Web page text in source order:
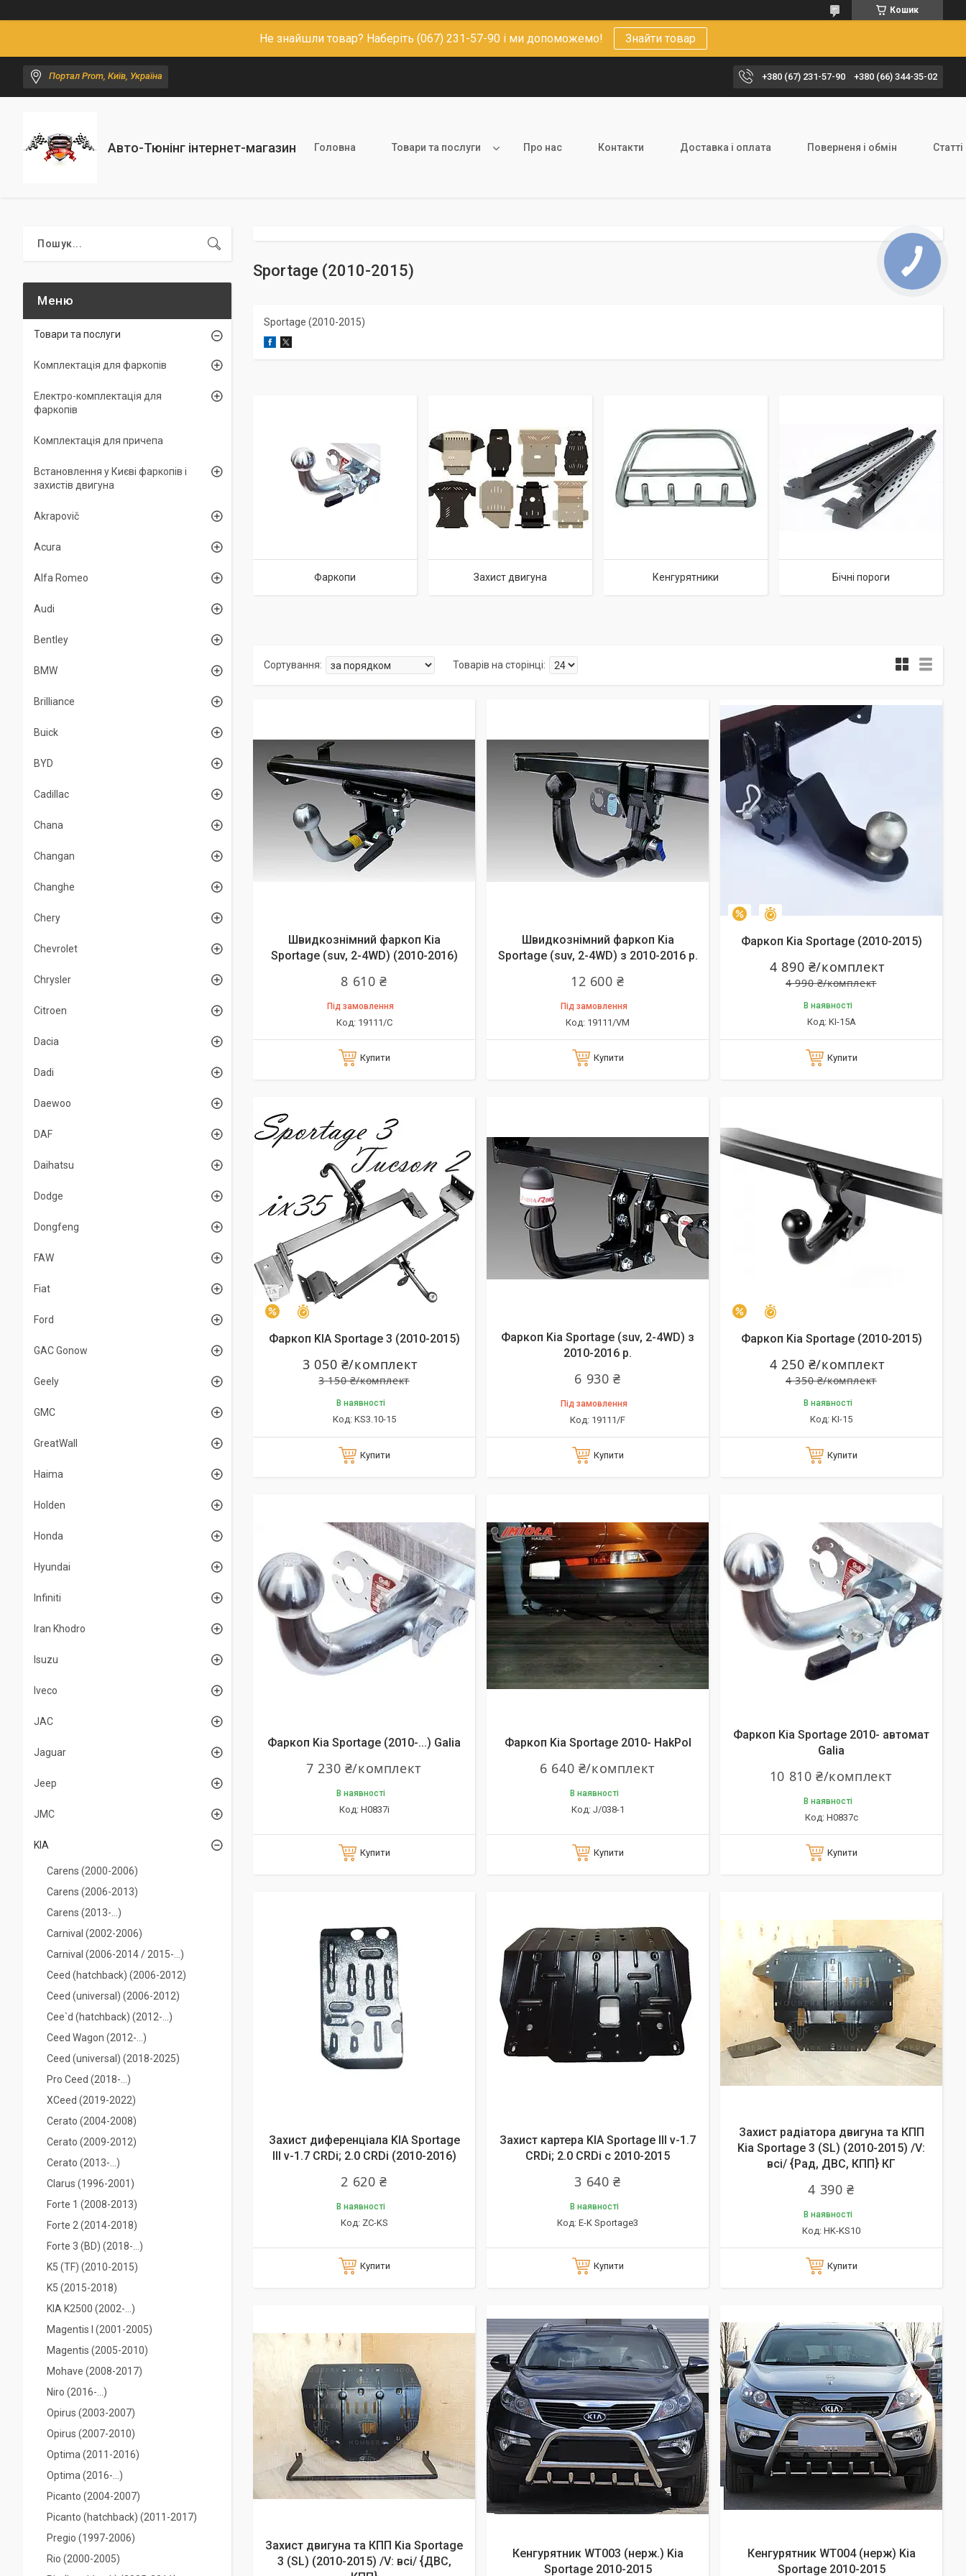
Кошик
Не знайшли товар? Наберіть (067) 231-57-90 і ми допоможемо! Знайти товар
Портал Prom, Київ, Україна +380 (67) 231-57-90 +380 (66) 344-35-02
Авто-Тюнінг інтернет-магазин Головна Товари та послуги Про нас Контакти Доставка і оплата Поверненя і обмін Статті
Sportage (2010-2015)
Sportage (2010-2015)
Фаркопи Захист двигуна Кенгурятники Бічні пороги
Швидкознімний фаркоп Kia
Sportage (suv, 2-4WD) (2010-2016)
8 610 ₴
Під замовлення
19111/C
Купити
Швидкознімний фаркоп Kia
Sportage (suv, 2-4WD) з 2010-2016 р.
12 600 ₴
Під замовлення
19111/VM
Купити
–2% Залишилось 24 дні
Фаркоп Kia Sportage (2010-2015)
4 990 ₴/комплект
4 890 ₴/комплект
В наявності
KI-15A
Купити
–3%
Фаркоп KIA Sportage 3 (2010-2015)
3 150 ₴/комплект
3 050 ₴/комплект
В наявності
KS3.10-15
Купити
Фаркоп Kia Sportage (suv, 2-4WD) з
2010-2016 р.
6 930 ₴
Під замовлення
19111/F
Купити
–2%
Фаркоп Kia Sportage (2010-2015)
4 350 ₴/комплект
4 250 ₴/комплект
В наявності
KI-15
Купити
Фаркоп Kia Sportage (2010-...) Galia
7 230 ₴/комплект
В наявності
H0837i
Купити
Фаркоп Kia Sportage 2010- HakPol
6 640 ₴/комплект
В наявності
J/038-1
Купити
Фаркоп Kia Sportage 2010- автомат
Galia
10 810 ₴/комплект
В наявності
H0837c
Купити
Захист диференціала KIA Sportage
III v-1.7 CRDi; 2.0 CRDi (2010-2016)
2 620 ₴
В наявності
ZC-KS
Купити
Захист картера KIA Sportage III v-1.7
CRDi; 2.0 CRDi c 2010-2015
3 640 ₴
В наявності
E-K Sportage3
Купити
Захист радіатора двигуна та КПП
Kia Sportage 3 (SL) (2010-2015) /V:
всі/ {Рад, ДВС, КПП} КГ
4 390 ₴
В наявності
HK-KS10
Купити
Захист двигуна та КПП Kia Sportage
3 (SL) (2010-2015) /V: всі/ {ДВС,
Кенгурятник WT003 (нерж.) Kia
Sportage 2010-2015
Кенгурятник WT004 (нерж) Kia
Sportage 2010-2015
Товари та послуги
Комплектація для фаркопів
Електро-комплектація для
фаркопів
Комплектація для причепа
Встановлення у Києві фаркопів і
захистів двигуна
Akrapovič
Acura
Alfa Romeo
Audi
Bentley
BMW
Brilliance
Buick
BYD
Cadillac
Chana
Changan
Changhe
Chery
Chevrolet
Chrysler
Citroen
Dacia
Dadi
Daewoo
DAF
Daihatsu
Dodge
Dongfeng
FAW
Fiat
Ford
GAC Gonow
Geely
GMC
GreatWall
Haima
Holden
Honda
Hyundai
Infiniti
Iran Khodro
Isuzu
Iveco
JAC
Jaguar
Jeep
JMC
KIA
Carens (2000-2006)
Carens (2006-2013)
Carens (2013-...)
Carnival (2002-2006)
Carnival (2006-2014 / 2015-...)
Ceed (hatchback) (2006-2012)
Ceed (universal) (2006-2012)
Cee`d (hatchback) (2012-...)
Ceed Wagon (2012-...)
Ceed (universal) (2018-2025)
Pro Ceed (2018-...)
XCeed (2019-2022)
Cerato (2004-2008)
Cerato (2009-2012)
Cerato (2013-…)
Clarus (1996-2001)
Forte 1 (2008-2013)
Forte 2 (2014-2018)
Forte 3 (BD) (2018-...)
K5 (TF) (2010-2015)
K5 (2015-2018)
KIA K2500 (2002-...)
Magentis I (2001-2005)
Magentis (2005-2010)
Mohave (2008-2017)
Niro (2016-...)
Opirus (2003-2007)
Opirus (2007-2010)
Optima (2011-2016)
Optima (2016-...)
Picanto (2004-2007)
Picanto (hatchback) (2011-2017)
Pregio (1997-2006)
Rio (2000-2005)